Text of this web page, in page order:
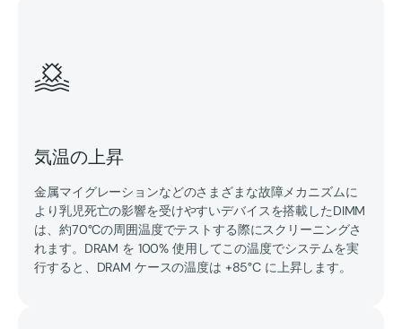
気温の上昇
金属マイグレーションなどのさまざまな故障メカニズムに
より乳児死亡の影響を受けやすいデバイスを搭載したDIMM
は、約70°Cの周囲温度でテストする際にスクリーニングさ
れます。DRAM を 100% 使用してこの温度でシステムを実
行すると、DRAM ケースの温度は +85°C に上昇します。